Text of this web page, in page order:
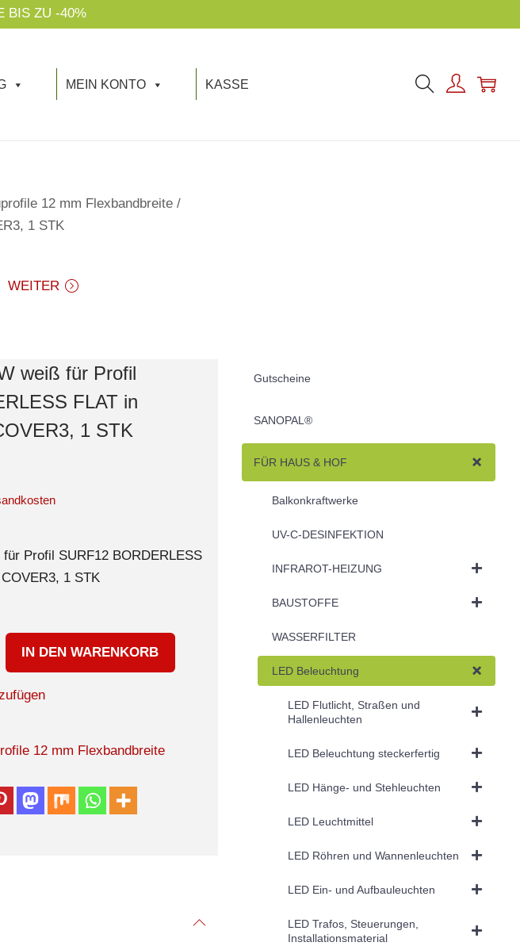
BIS ZU -40%
MEIN KONTO KASSE
12 mm Flexbandbreite /
1 STK
WEITER
weiß für Profil
FLAT in
1 STK
Profil SURF12 BORDERLESS
1 STK
IN DEN WARENKORB
12 mm Flexbandbreite
Gutscheine
SANOPAL®
FÜR HAUS & HOF
Balkonkraftwerke
UV-C-DESINFEKTION
INFRAROT-HEIZUNG
BAUSTOFFE
WASSERFILTER
LED Beleuchtung
LED Flutlicht, Straßen und
Hallenleuchten
LED Beleuchtung steckerfertig
LED Hänge- und Stehleuchten
LED Leuchtmittel
LED Röhren und Wannenleuchten
LED Ein- und Aufbauleuchten
LED Trafos, Steuerungen,
Installationsmaterial